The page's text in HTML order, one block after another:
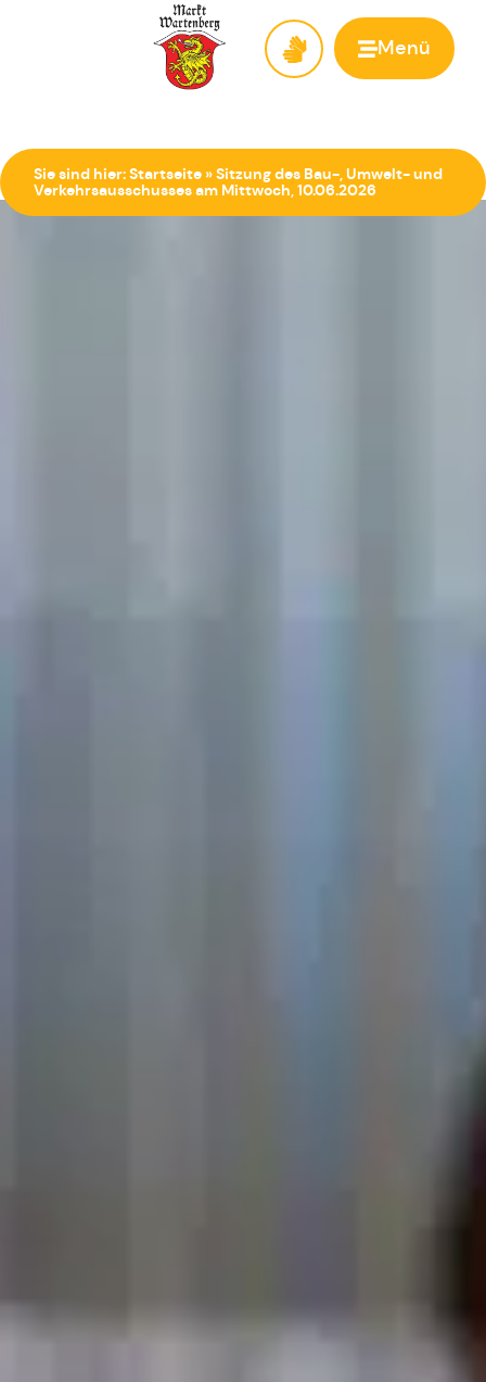
Menü
Sie sind hier:Startseite »Sitzung des Bau-, Umwelt- und
Verkehrsausschusses am Mittwoch, 10.06.2026